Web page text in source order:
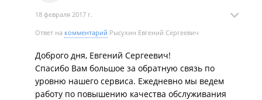
18 февраля 2017 г.
Ответ на комментарий Рысухин Евгений Сергеевич
Доброго дня, Евгений Сергеевич!
Спасибо Вам большое за обратную связь по
уровню нашего сервиса. Ежедневно мы ведем
работу по повышению качества обслуживания